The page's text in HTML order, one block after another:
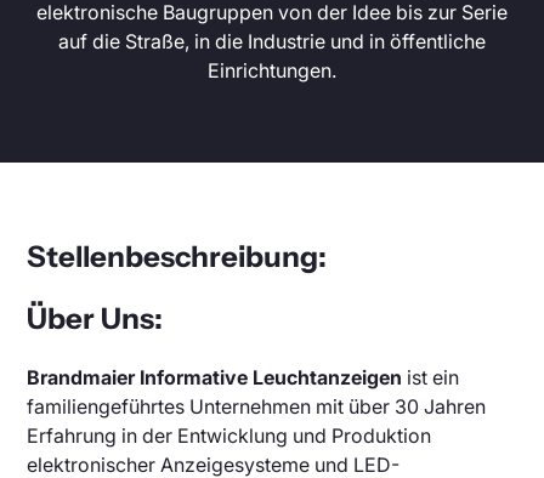
Bahnhof Anzeigetafel
Liedanzeige Kirche
Verkehrsleitsystem
Parkhausbeleuchtung
Parkleitsystem
Unfallfreie Tage Anzeige
LED Balkenanzeige
LED Bargraph Anzeigen
Datum & Uhrzeit Anzeige
Meldeanzeigen
Lichttechnik
elektronische Baugruppen von der Idee bis zur Serie
auf die Straße, in die Industrie und in öffentliche
Einrichtungen.
Stellenbeschreibung:
Über Uns:
Brandmaier Informative Leuchtanzeigen ist ein
familiengeführtes Unternehmen mit über 30 Jahren
Erfahrung in der Entwicklung und Produktion
elektronischer Anzeigesysteme und LED-